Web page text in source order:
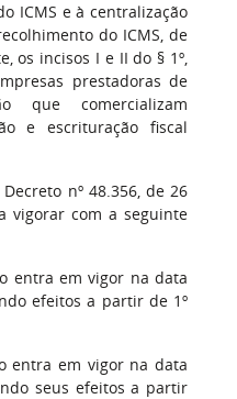
ICMS e à centralização
do ICMS, de
os incisos I e II do § 1º,
prestadoras de
que comercializam
e escrituração fiscal
nº 48.356, de 26
vigorar com a seguinte
entra em vigor na data
efeitos a partir de 1º
entra em vigor na data
seus efeitos a partir